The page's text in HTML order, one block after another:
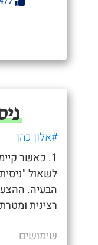
#אלון כהן
1. כאשר
לשאול
הבעיה.
רצינית
שימושים